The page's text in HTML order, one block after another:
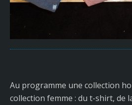
Au programme une collection
collection femme : du t-shirt, de